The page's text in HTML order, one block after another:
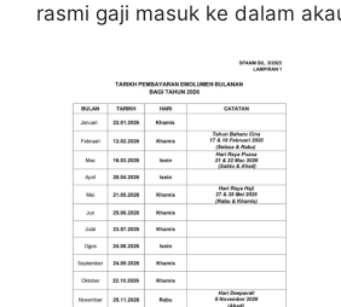
rasmi gaji masuk ke dalam